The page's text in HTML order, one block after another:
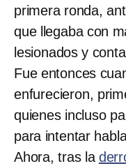
primera ronda,
que llegaba con
lesionados y
Fue entonces
enfurecieron,
quienes incluso
para intentar
Ahora, tras la